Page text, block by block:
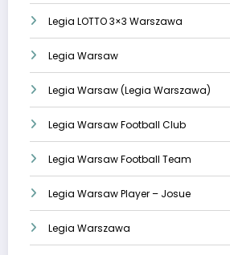
Legia LOTTO 3×3 Warszawa
Legia Warsaw
Legia Warsaw (Legia Warszawa)
Legia Warsaw Football Club
Legia Warsaw Football Team
Legia Warsaw Player – Josue
Legia Warszawa